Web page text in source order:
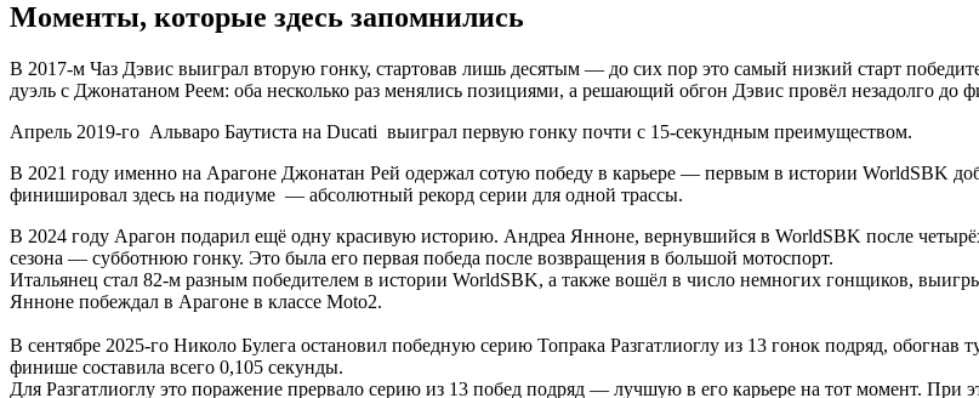
Моменты, которые здесь запомнились
В 2017-м Чаз Дэвис выиграл вторую гонку, стартовав лишь десятым — до сих пор это самый низкий старт
дуэль с Джонатаном Реем: оба несколько раз менялись позициями, а решающий обгон Дэвис провёл незадолго до
Апрель 2019-го Альваро Баутиста на Ducati выиграл первую гонку почти с 15-секундным преимуществом.
В 2021 году именно на Арагоне Джонатан Рей одержал сотую победу в карьере — первым в истории WorldSBK
финишировал здесь на подиуме — абсолютный рекорд серии для одной трассы.
В 2024 году Арагон подарил ещё одну красивую историю. Андреа Янноне, вернувшийся в WorldSBK после
сезона — субботнюю гонку. Это была его первая победа после возвращения в большой мотоспорт.
Итальянец стал 82-м разным победителем в истории WorldSBK, а также вошёл в число немногих гонщиков,
Янноне побеждал в Арагоне в классе Moto2.
В сентябре 2025-го Николо Булега остановил победную серию Топрака Разгатлиоглу из 13 гонок подряд, обогнав
финише составила всего 0,105 секунды.
Для Разгатлиоглу это поражение прервало серию из 13 побед подряд — лучшую в его карьере на тот момент. При